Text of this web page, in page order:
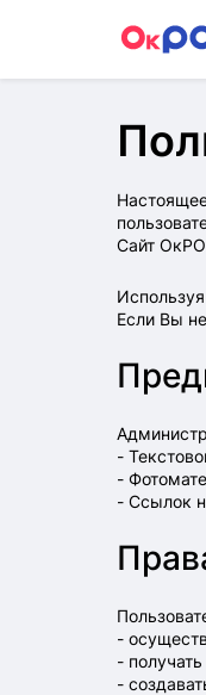
Сайт
Если Вы
-
-
- Ссылок
-
-
-